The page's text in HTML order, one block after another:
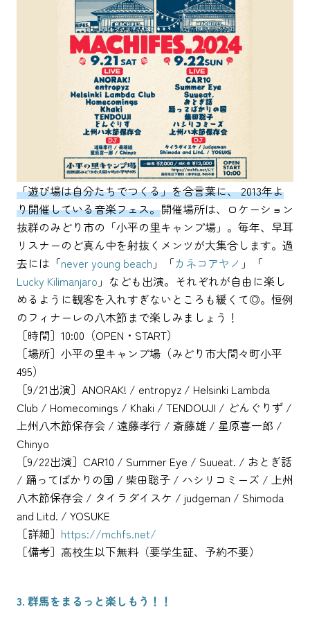
「遊び場は自分たちでつくる」を合言葉に、 2013年よ
り開催している音楽フェス。開催場所は、ロケーション
抜群のみどり市の「小平の里キャンプ場」。毎年、早耳
リスナーのど真ん中を射抜くメンツが大集合します。過
去には「never young beach 」「カネコアヤノ 」「
Lucky Kilimanjaro 」なども出演。それぞれが自由に楽し
めるように観客を入れすぎないところも緩くて◎。恒例
のフィナーレの八木節まで楽しみましょう！
［時間］10:00（OPEN・START）
［場所］小平の里キャンプ場（みどり市大間々町小平
495）
［9/21出演］ANORAK! / entropyz / Helsinki Lambda
Club / Homecomings / Khaki / TENDOUJI / どんぐりず /
上州八木節保存会 / 遠藤孝行 / 斎藤雄 / 星原喜一郎 /
Chinyo
［9/22出演］CAR10 / Summer Eye / Suueat. / おとぎ話
/ 踊ってばかりの国 / 柴田聡子 / ハシリコミーズ / 上州
八木節保存会 / タイラダイスケ / judgeman / Shimoda
and Litd. / YOSUKE
［詳細］ https://mchfs.net/
［備考］高校生以下無料（要学生証、予約不要）
3. 群馬をまるっと楽しもう！！